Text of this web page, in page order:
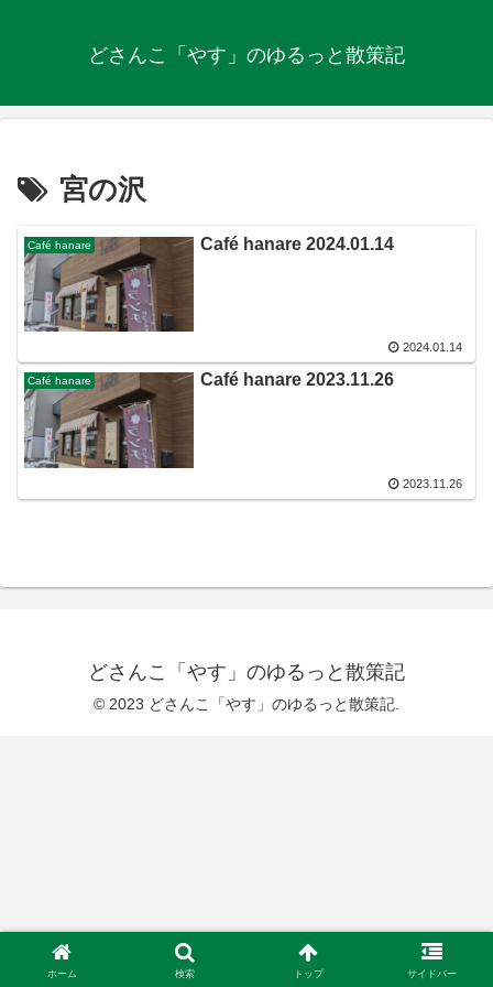
どさんこ「やす」のゆるっと散策記
宮の沢
Café hanare Café hanare 2024.01.14
2024.01.14
Café hanare Café hanare 2023.11.26
2023.11.26
どさんこ「やす」のゆるっと散策記
© 2023 どさんこ「やす」のゆるっと散策記.
ホーム 検索 トップ サイドバー